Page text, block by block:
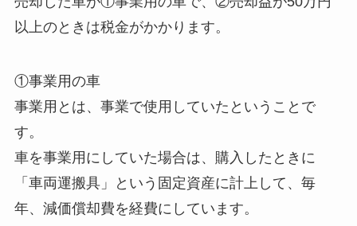
以上のときは税金がかかります。
①事業用の車
事業用とは、事業で使用していたということで
す。
車を事業用にしていた場合は、購入したときに
「車両運搬具」という固定資産に計上して、毎
年、減価償却費を経費にしています。